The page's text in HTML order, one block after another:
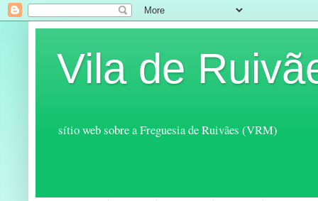
Vila de
sítio web sobre a Freguesia de Ruivães (VRM)